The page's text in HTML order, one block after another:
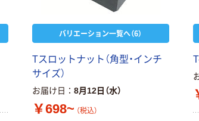
バリエーション一覧へ（6）
Tスロットナット（角型・インチ
サイズ）
お届け日 8月12日（水）
￥698~ （税込）